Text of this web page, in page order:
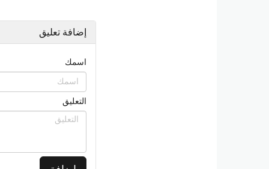
إضافة تعليق
اسمك
التعليق